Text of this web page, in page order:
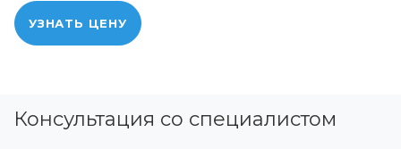
УЗНАТЬ ЦЕНУ
Консультация со специалистом